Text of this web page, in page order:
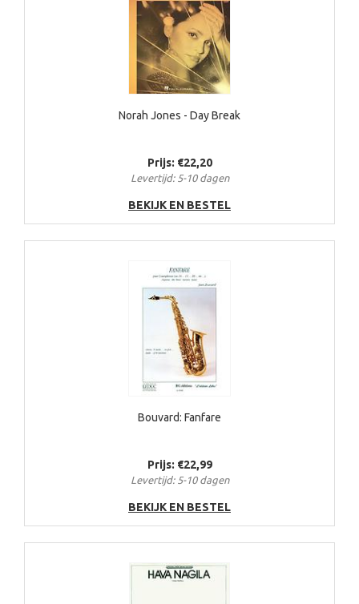
Norah Jones - Day Break
Prijs: €22,20
Levertijd: 5-10 dagen
BEKIJK EN BESTEL
Bouvard: Fanfare
Prijs: €22,99
Levertijd: 5-10 dagen
BEKIJK EN BESTEL